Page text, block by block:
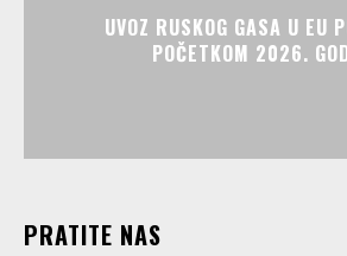
UVOZ RUSKOG GASA U EU
POČETKOM 2026.
PRATITE NAS